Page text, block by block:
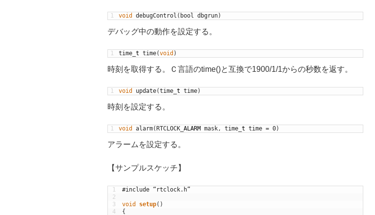
1 void debugControl ( bool dbgrun)
デバッグ中の動作を設定する。
1 time t time(void )
時刻を取得する。Ｃ言語のtime()と互換で1900/1/1からの秒数を返す。
1 void update(time t time)
時刻を設定する。
1 void alarm(RTCLOCK ALARM mask , time t time = 0)
アラームを設定する。
【サンプルスケッチ】
1
2
3
4
#include “rtclock.h”
void setup( )
{